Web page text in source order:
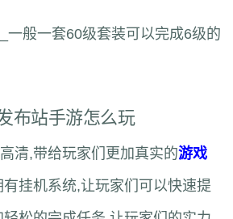
网站
一般一套60级套装可以完成6级的
布站手游怎么玩
清,带给玩家们更加真实的游戏
有挂机系统,让玩家们可以快速提